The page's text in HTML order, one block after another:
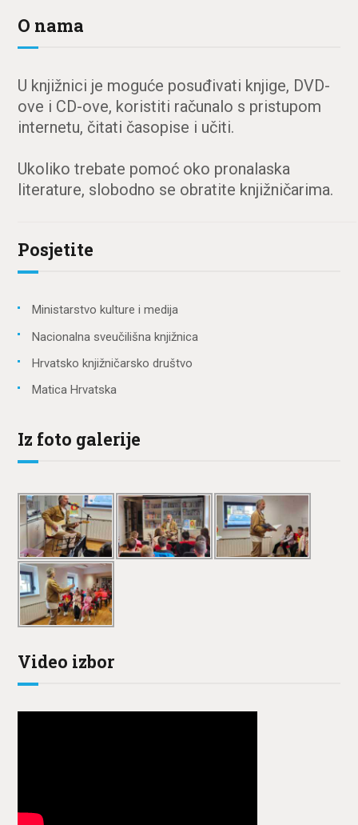
O nama
U knjižnici je moguće posuđivati knjige, DVD-
ove i CD-ove, koristiti računalo s pristupom
internetu, čitati časopise i učiti.
Ukoliko trebate pomoć oko pronalaska
literature, slobodno se obratite knjižničarima.
Posjetite
Ministarstvo kulture i medija
Nacionalna sveučilišna knjižnica
Hrvatsko knjižničarsko društvo
Matica Hrvatska
Iz foto galerije
Video izbor